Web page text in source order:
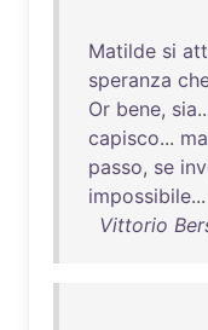
Matilde si
speranza
Or bene, sia
capisco... ma
passo, se
impossibile...
Vittorio